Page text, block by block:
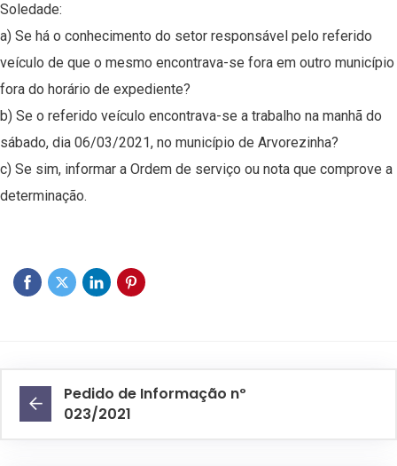
Soledade:
a) Se há o conhecimento do setor responsável pelo referido
veículo de que o mesmo encontrava-se fora em outro município
fora do horário de expediente?
b) Se o referido veículo encontrava-se a trabalho na manhã do
sábado, dia 06/03/2021, no município de Arvorezinha?
c) Se sim, informar a Ordem de serviço ou nota que comprove a
determinação.
Pedido de Informação nº
023/2021